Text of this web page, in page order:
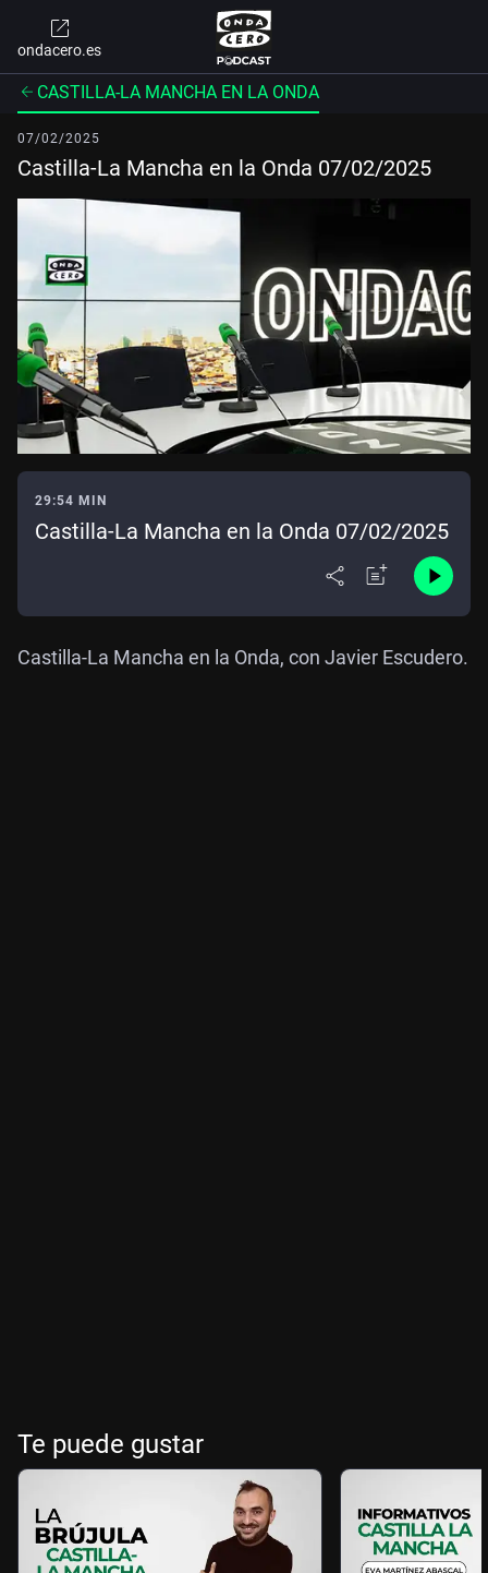
ondacero.es
CASTILLA-LA MANCHA EN LA ONDA
07/02/2025
Castilla-La Mancha en la Onda 07/02/2025
29:54 MIN
Castilla-La Mancha en la Onda 07/02/2025
Castilla-La Mancha en la Onda, con Javier Escudero.
Te puede gustar